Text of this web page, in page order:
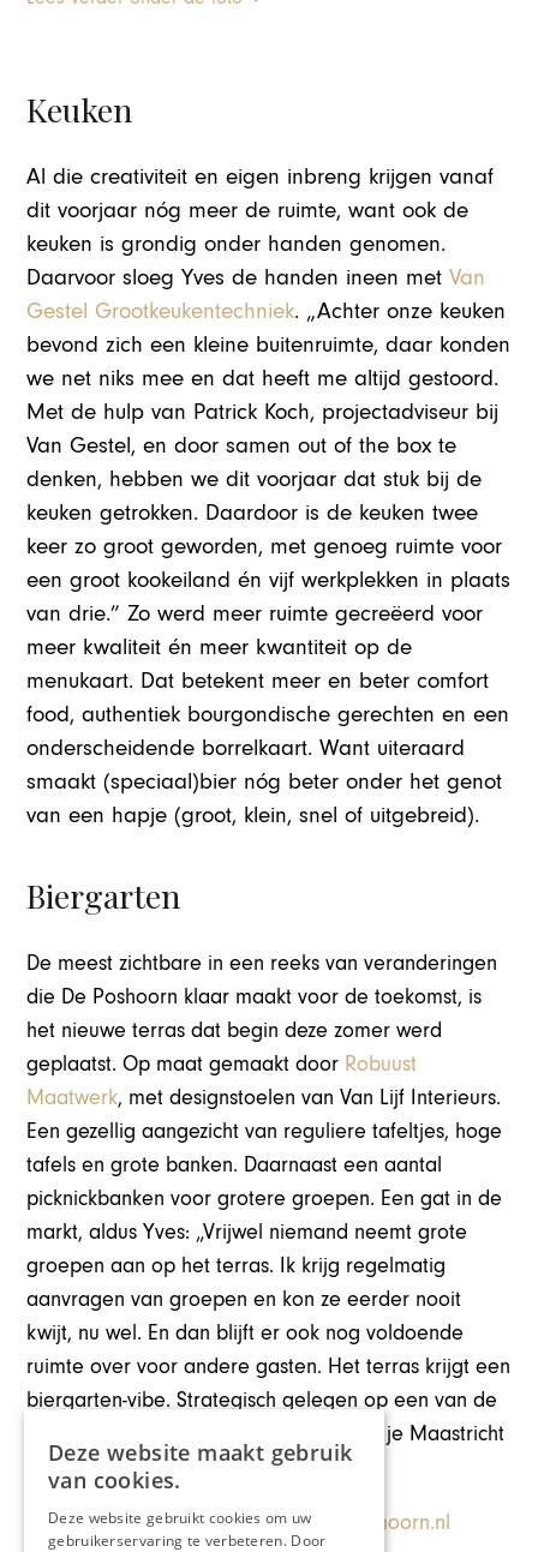
Keuken
Al die creativiteit en eigen inbreng krijgen vanaf
dit voorjaar nóg meer de ruimte, want ook de
keuken is grondig onder handen genomen.
Daarvoor sloeg Yves de handen ineen metVan
Gestel Grootkeukentechniek. „Achter onze keuken
bevond zich een kleine buitenruimte, daar konden
we net niks mee en dat heeft me altijd gestoord.
Met de hulp van Patrick Koch, projectadviseur bij
Van Gestel, en door samen out of the box te
denken, hebben we dit voorjaar dat stuk bij de
keuken getrokken. Daardoor is de keuken twee
keer zo groot geworden, met genoeg ruimte voor
een groot kookeiland én vijf werkplekken in plaats
van drie.” Zo werd meer ruimte gecreëerd voor
meer kwaliteit én meer kwantiteit op de
menukaart. Dat betekent meer en beter comfort
food, authentiek bourgondische gerechten en een
onderscheidende borrelkaart. Want uiteraard
smaakt (speciaal)bier nóg beter onder het genot
van een hapje (groot, klein, snel of uitgebreid).
Biergarten
De meest zichtbare in een reeks van veranderingen
die De Poshoorn klaar maakt voor de toekomst, is
het nieuwe terras dat begin deze zomer werd
geplaatst. Op maat gemaakt door Robuust
Maatwerk, met designstoelen van Van Lijf Interieurs.
Een gezellig aangezicht van reguliere tafeltjes, hoge
tafels en grote banken. Daarnaast een aantal
picknickbanken voor grotere groepen. Een gat in de
markt, aldus Yves: „Vrijwel niemand neemt grote
groepen aan op het terras. Ik krijg regelmatig
aanvragen van groepen en kon ze eerder nooit
kwijt, nu wel. En dan blijft er ook nog voldoende
ruimte over voor andere gasten. Het terras krijgt een
biergarten-vibe. Strategisch gelegen op een van de
eerste plekken die je als toerist ziet als je Maastricht
met de trein bezoekt.”
Stationsstraat 47, Maastricht (NL) – poshoorn.nl
Deze website maakt gebruik
van cookies.
Deze website gebruikt cookies om uw
gebruikerservaring te verbeteren. Door